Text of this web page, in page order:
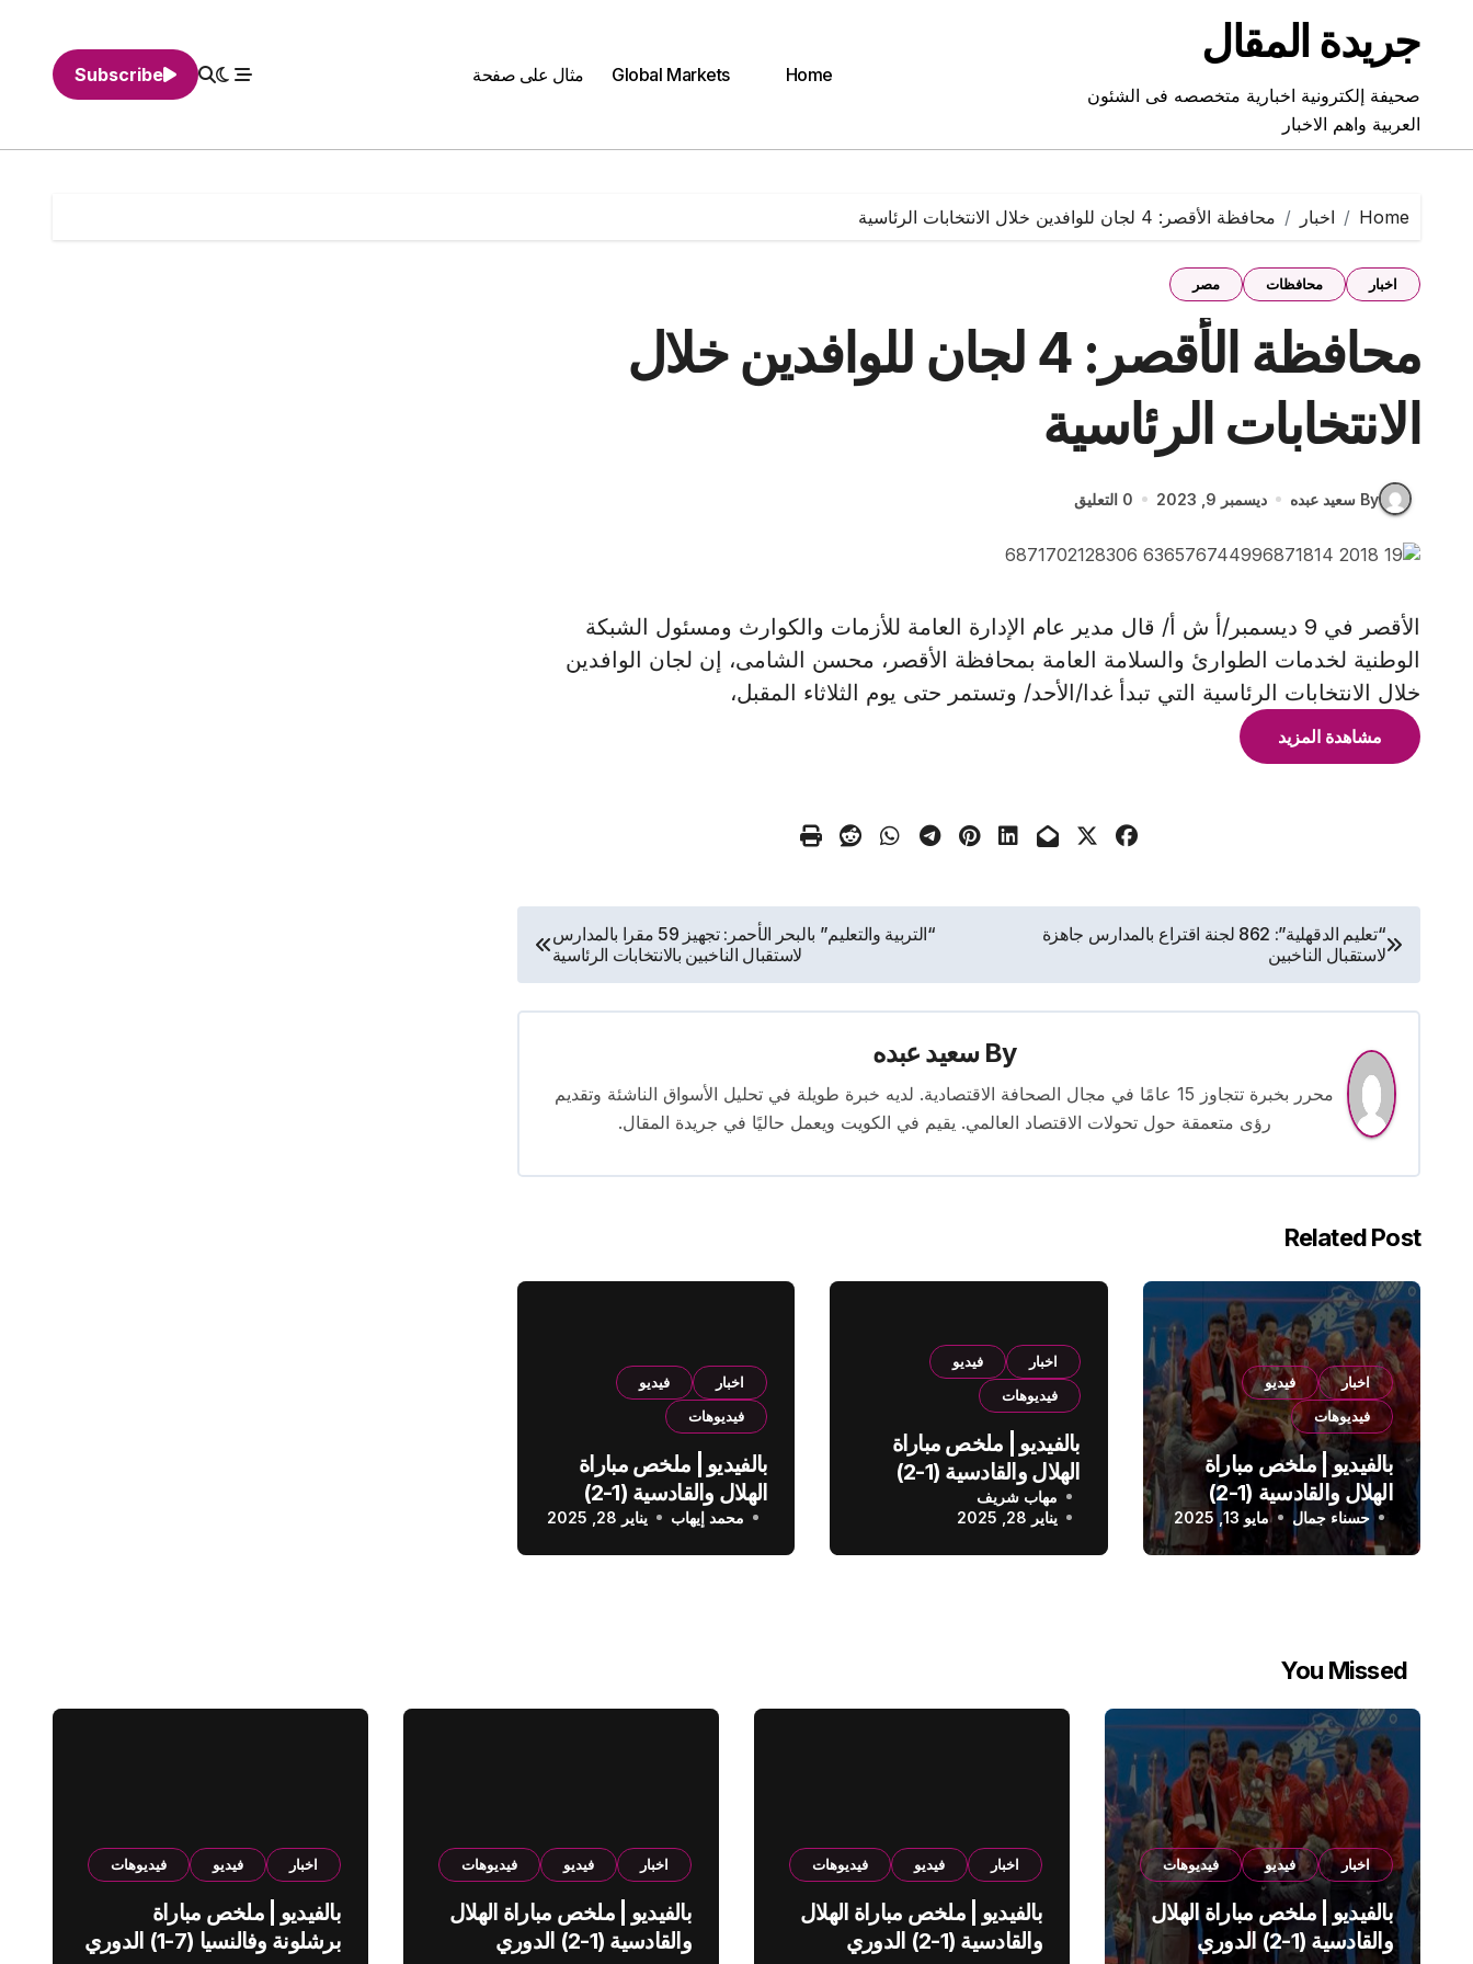
contentجريدة المقال
صحيفة إلكترونية اخبارية متخصصه فى الشئون
العربية واهم الاخبار
Home
Global Markets مثال على صفحة Subscribe
Home اخبار محافظة الأقصر: 4 لجان للوافدين خلال الانتخابات الرئاسية
اخبار محافظات مصر
محافظة الأقصر: 4 لجان للوافدين خلال
الانتخابات الرئاسية
By سعيد عبده ديسمبر 9, 2023 0 التعليق
الأقصر في 9 ديسمبر/أ ش أ/ قال مدير عام الإدارة العامة للأزمات والكوارث ومسئول الشبكة
الوطنية لخدمات الطوارئ والسلامة العامة بمحافظة الأقصر، محسن الشامى، إن لجان الوافدين
خلال الانتخابات الرئاسية التي تبدأ غدا/الأحد/ وتستمر حتى يوم الثلاثاء المقبل،
مشاهدة المزيد
تصفّح
المقالات
“تعليم الدقهلية”: 862 لجنة اقتراع بالمدارس جاهزة
لاستقبال الناخبين
“التربية والتعليم” بالبحر الأحمر: تجهيز 59 مقرا بالمدارس
لاستقبال الناخبين بالانتخابات الرئاسية
By سعيد عبده
محرر بخبرة تتجاوز 15 عامًا في مجال الصحافة الاقتصادية. لديه خبرة طويلة في تحليل الأسواق الناشئة وتقديم
رؤى متعمقة حول تحولات الاقتصاد العالمي. يقيم في الكويت ويعمل حاليًا في جريدة المقال.
Related Post
اخبار
فيديو
فيديوهات
بالفيديو | ملخص مباراة
الهلال والقادسية (1-2)
الدوري السعودي
حسناء جمال مايو 13, 2025
اخبار
فيديو
فيديوهات
بالفيديو | ملخص مباراة
الهلال والقادسية (1-2)
الدوري السعودي
مهاب شريف
يناير 28, 2025
اخبار
فيديو
فيديوهات
بالفيديو | ملخص مباراة
الهلال والقادسية (1-2)
الدوري السعودي
محمد إيهاب يناير 28, 2025
You Missed
اخبار فيديو فيديوهات
بالفيديو | ملخص مباراة الهلال
والقادسية (1-2) الدوري
اخبار فيديو فيديوهات
بالفيديو | ملخص مباراة الهلال
والقادسية (1-2) الدوري
اخبار فيديو فيديوهات
بالفيديو | ملخص مباراة الهلال
والقادسية (1-2) الدوري
اخبار فيديو فيديوهات
بالفيديو | ملخص مباراة
برشلونة وفالنسيا (7-1) الدوري